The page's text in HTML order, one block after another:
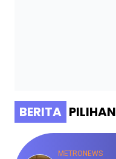
BERITA PILIHAN
METRONEWS